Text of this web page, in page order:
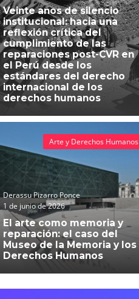
Veinte años de silencio
institucional: hacia una
reflexión crítica del
cumplimiento de las
reparaciones post-CVR en
el Perú desde los
estándares del derecho
internacional de los
derechos humanos
Derassu Pizarro Ponce
1 de junio de 2026
El arte como memoria y
reparación: el caso del
Museo de la Memoria y los
Derechos Humanos
Arte y Derechos Humanos